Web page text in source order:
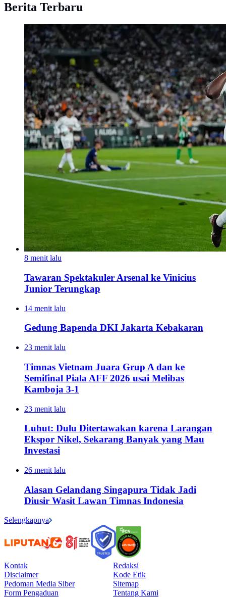
Berita Terbaru
8 menit lalu
Tawaran Spektakuler Arsenal ke Vinicius
Junior Terungkap
14 menit lalu
Gedung Bapenda DKI Jakarta Kebakaran
23 menit lalu
Timnas Vietnam Juara Grup A dan ke
Semifinal Piala AFF 2026 usai Melibas
Kamboja 3-1
23 menit lalu
Luhut: Dulu Ditertawakan karena Larangan
Ekspor Nikel, Sekarang Banyak yang Mau
Investasi
26 menit lalu
Alasan Gelandang Singapura Tidak Jadi
Diusir Wasit Lawan Timnas Indonesia
Selengkapnya
Kontak
Redaksi
Disclaimer
Kode Etik
Pedoman Media Siber
Sitemap
Form Pengaduan
Tentang Kami